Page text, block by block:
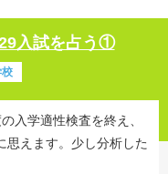
入試を占う①
入学適性検査を終え、
思えます。少し分析した